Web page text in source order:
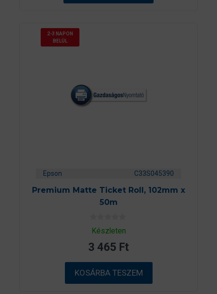
ő
2-3 NAPON
BELÜL
Epson C33S045390
Premium Matte Ticket Roll, 102mm x
50m
0
a
5
b
ő
l
Készleten
3 465 Ft
KOSÁRBA TESZEM